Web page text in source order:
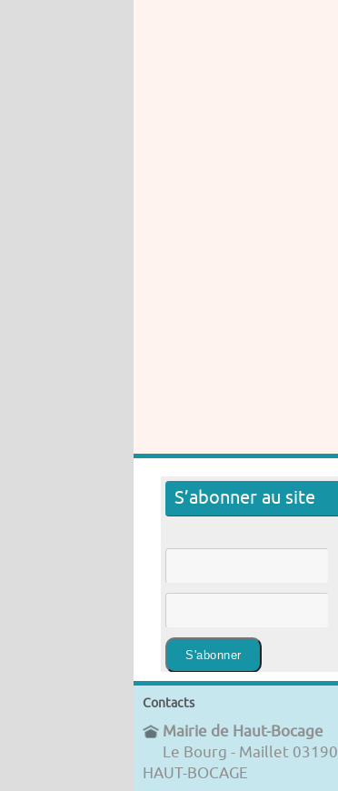
S’abonner au site
Contacts
Mairie de Haut-Bocage
Le Bourg - Maillet 03190
HAUT-BOCAGE